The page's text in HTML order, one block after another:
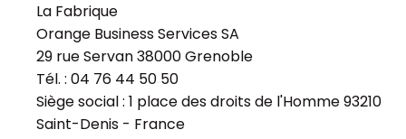
La Fabrique
Orange Business Services SA
29 rue Servan 38000 Grenoble
Tél. : 04 76 44 50 50
Siège social : 1 place des droits de l'Homme 93210
Saint-Denis - France